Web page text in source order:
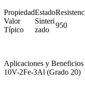
PropiedadEstado
Valor
Típico
Sinteri
zado
950
Aplicaciones y
10V-2Fe-3Al (Grado 20)